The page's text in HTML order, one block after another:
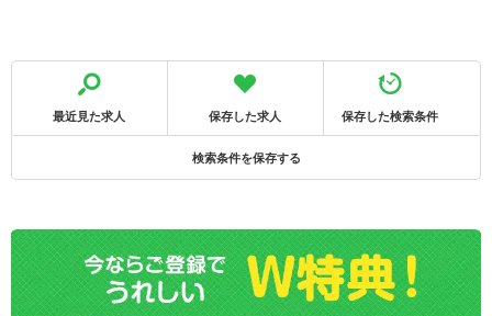
最近見た求人 保存した求人 保存した検索条件
検索条件を保存する